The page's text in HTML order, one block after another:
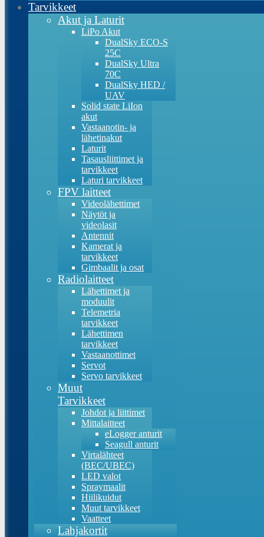
Tarvikkeet
Akut ja Laturit
LiPo Akut
DualSky ECO-S
25C
DualSky Ultra
70C
DualSky HED /
UAV
Solid state LiIon
akut
Vastaanotin- ja
lähetinakut
Laturit
Tasausliittimet ja
tarvikkeet
Laturi tarvikkeet
FPV laitteet
Videolähettimet
Näytöt ja
videolasit
Antennit
Kamerat ja
tarvikkeet
Gimbaalit ja osat
Radiolaitteet
Lähettimet ja
moduulit
Telemetria
tarvikkeet
Lähettimen
tarvikkeet
Vastaanottimet
Servot
Servo tarvikkeet
Muut
Tarvikkeet
Johdot ja liittimet
Mittalaitteet
eLogger anturit
Seagull anturit
Virtalähteet
(BEC/UBEC)
LED valot
Spraymaalit
Hiilikuidut
Muut tarvikkeet
Vaatteet
Lahjakortit